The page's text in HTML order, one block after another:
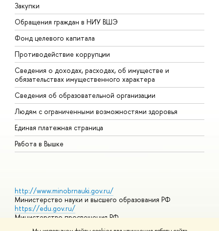
Закупки
Обращения граждан в НИУ ВШЭ
Фонд целевого капитала
Противодействие коррупции
Сведения о доходах, расходах, об имуществе и
обязательствах имущественного характера
Сведения об образовательной организации
Людям с ограниченными возможностями здоровья
Единая платежная страница
Работа в Вышке
http://www.minobrnauki.gov.ru/
Министерство науки и высшего образования РФ
https://edu.gov.ru/
Министерство просвещения РФ
https://elearning.hse.ru/mooc